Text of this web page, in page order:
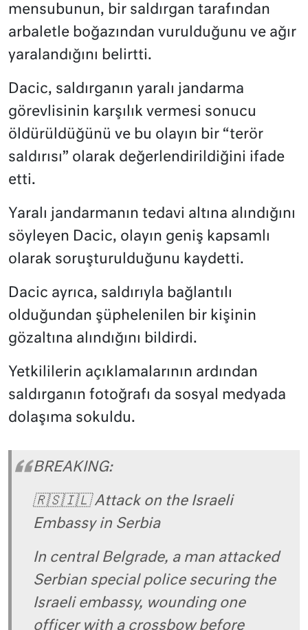
mensubunun, bir saldırgan tarafından
arbaletle boğazından vurulduğunu ve ağır
yaralandığını belirtti.
Dacic, saldırganın yaralı jandarma
görevlisinin karşılık vermesi sonucu
öldürüldüğünü ve bu olayın bir “terör
saldırısı” olarak değerlendirildiğini ifade
etti.
Yaralı jandarmanın tedavi altına alındığını
söyleyen Dacic, olayın geniş kapsamlı
olarak soruşturulduğunu kaydetti.
Dacic ayrıca, saldırıyla bağlantılı
olduğundan şüphelenilen bir kişinin
gözaltına alındığını bildirdi.
Yetkililerin açıklamalarının ardından
saldırganın fotoğrafı da sosyal medyada
dolaşıma sokuldu.
BREAKING:
🇷🇸🇮🇱 Attack on the Israeli
Embassy in Serbia
In central Belgrade, a man attacked
Serbian special police securing the
Israeli embassy, wounding one
officer with a crossbow before